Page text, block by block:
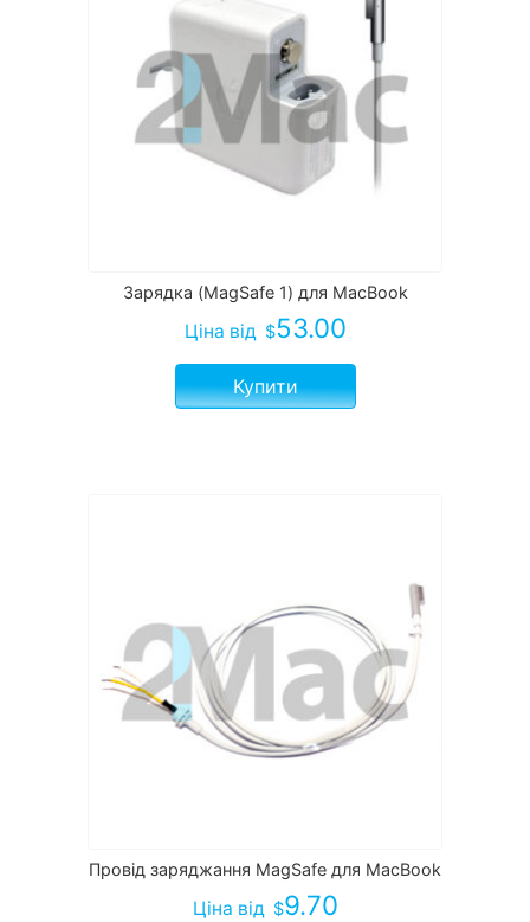
Зарядка (MagSafe 1) для MacBook
Ціна від $53.00
Купити
Провід заряджання MagSafe для MacBook
Ціна від $9.70